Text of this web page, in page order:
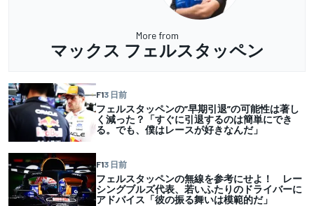
More from
マックス フェルスタッペン
F13 日前
フェルスタッペンの”早期引退”の可能性は著し
く減った？「すぐに引退するのは簡単にでき
る。でも、僕はレースが好きなんだ」
F13 日前
フェルスタッペンの無線を参考にせよ！ レー
シングブルズ代表、若いふたりのドライバーに
アドバイス「彼の振る舞いは模範的だ」